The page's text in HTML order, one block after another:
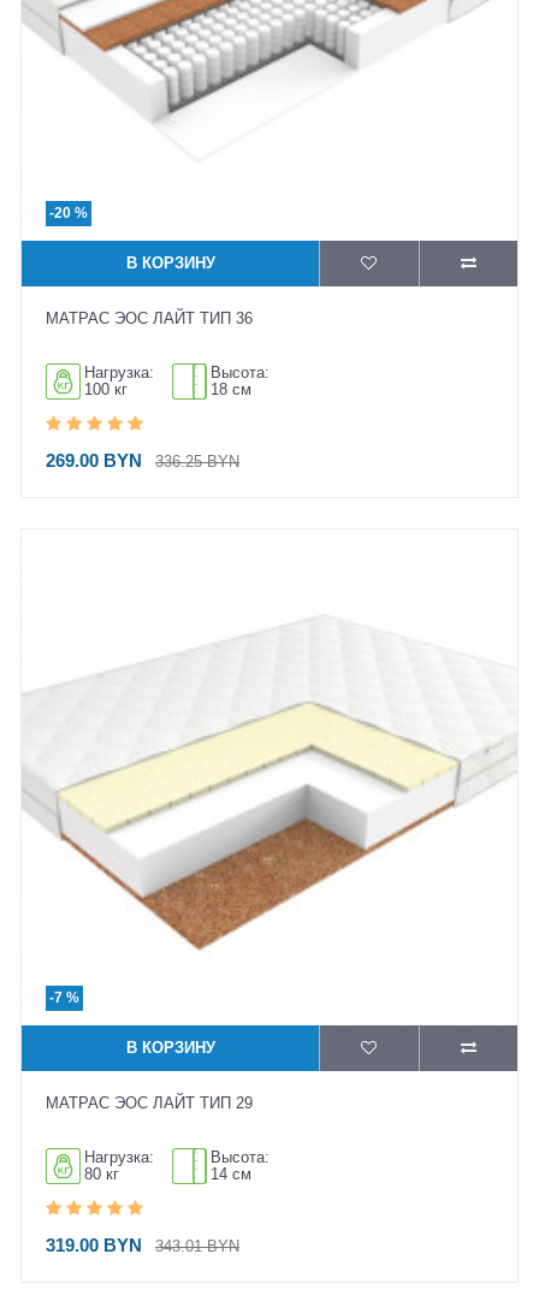
-20 %
В КОРЗИНУ
МАТРАС ЭОС ЛАЙТ ТИП 36
Нагрузка:
100 кг
Высота:
18 см
269.00 BYN 336.25 BYN
-7 %
В КОРЗИНУ
МАТРАС ЭОС ЛАЙТ ТИП 29
Нагрузка:
80 кг
Высота:
14 см
319.00 BYN 343.01 BYN